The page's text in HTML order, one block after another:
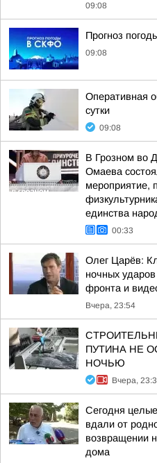
09:08
Прогноз
09:08
Оперативная
сутки
09:08
В Грозном во
Омаева
мероприятие,
единства
00:33
Олег Царёв:
ночных
фронта и
Вчера, 23:54
ПУТИНА НЕ
НОЧЬЮ
Вчера,
Сегодня
вдали от
возвращении
дома